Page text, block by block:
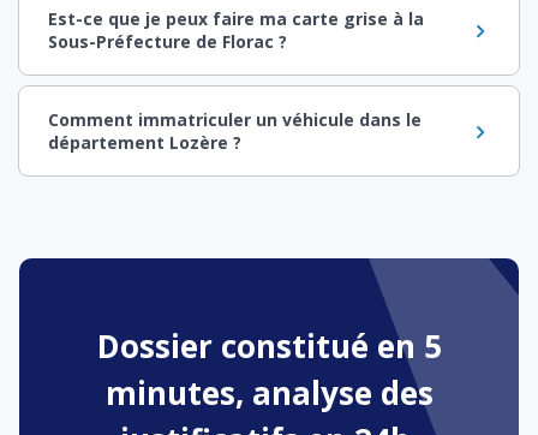
Est-ce que je peux faire ma carte grise à la
Sous-Préfecture de Florac ?
Comment immatriculer un véhicule dans le
département Lozère ?
Dossier constitué en 5
minutes, analyse des